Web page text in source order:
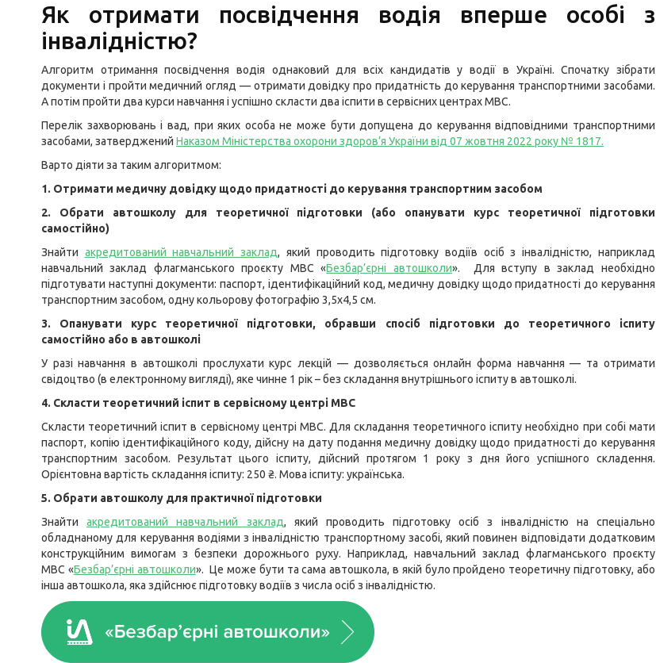
Як отримати посвідчення водія вперше особі з
інвалідністю?
Алгоритм отримання посвідчення водія однаковий для всіх кандидатів у водії в Україні. Спочатку зібрати
документи і пройти медичний огляд — отримати довідку про придатність до керування транспортними засобами.
А потім пройти два курси навчання і успішно скласти два іспити в сервісних центрах МВС.
Перелік захворювань і вад, при яких особа не може бути допущена до керування відповідними транспортними
засобами, затверджений Наказом Міністерства охорони здоров’я України від 07 жовтня 2022 року № 1817.
Варто діяти за таким алгоритмом:
1. Отримати медичну довідку щодо придатності до керування транспортним засобом
2. Обрати автошколу для теоретичної підготовки (або опанувати курс теоретичної підготовки
самостійно)
Знайти акредитований навчальний заклад, який проводить підготовку водіїв осіб з інвалідністю, наприклад
навчальний заклад флагманського проєкту МВС «Безбар’єрні автошколи». Для вступу в заклад необхідно
підготувати наступні документи: паспорт, ідентифікаційний код, медичну довідку щодо придатності до керування
транспортним засобом, одну кольорову фотографію 3,5х4,5 см.
3. Опанувати курс теоретичної підготовки, обравши спосіб підготовки до теоретичного іспиту
самостійно або в автошколі
У разі навчання в автошколі прослухати курс лекцій — дозволяється онлайн форма навчання — та отримати
свідоцтво (в електронному вигляді), яке чинне 1 рік – без складання внутрішнього іспиту в автошколі.
4. Скласти теоретичний іспит в сервісному центрі МВС
Скласти теоретичний іспит в сервісному центрі МВС. Для складання теоретичного іспиту необхідно при собі мати
паспорт, копію ідентифікаційного коду, дійсну на дату подання медичну довідку щодо придатності до керування
транспортним засобом. Результат цього іспиту, дійсний протягом 1 року з дня його успішного складення.
Орієнтовна вартість складання іспиту: 250 ₴. Мова іспиту: українська.
5. Обрати автошколу для практичної підготовки
Знайтиакредитований навчальний заклад, який проводить підготовку осіб з інвалідністю на спеціально
обладнаному для керування водіями з інвалідністю транспортному засобі, який повинен відповідати додатковим
конструкційним вимогам з безпеки дорожнього руху. Наприклад, навчальний заклад флагманського проєкту
МВС «Безбар’єрні автошколи». Це може бути та сама автошкола, в якій було пройдено теоретичну підготовку, або
інша автошкола, яка здійснює підготовку водіїв з числа осіб з інвалідністю.